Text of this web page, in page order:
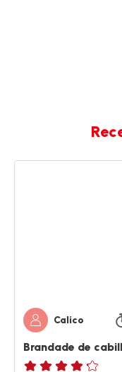
Calico
Brandade de